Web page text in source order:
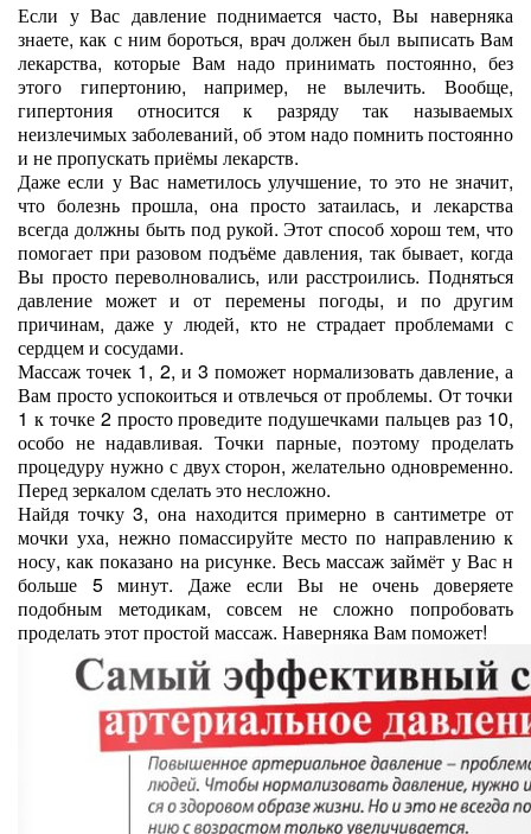
Если у Вас давление поднимается часто, Вы наверняка
знаете, как с ним бороться, врач должен был выписать Вам
лекарства, которые Вам надо принимать постоянно, без
этого гипертонию, например, не вылечить. Вообще,
гипертония относится к разряду так называемых
неизлечимых заболеваний, об этом надо помнить постоянно
и не пропускать приёмы лекарств.
Даже если у Вас наметилось улучшение, то это не значит,
что болезнь прошла, она просто затаилась, и лекарства
всегда должны быть под рукой. Этот способ хорош тем, что
помогает при разовом подъёме давления, так бывает, когда
Вы просто переволновались, или расстроились. Подняться
давление может и от перемены погоды, и по другим
причинам, даже у людей, кто не страдает проблемами с
сердцем и сосудами.
Массаж точек 1, 2, и 3 поможет нормализовать давление, а
Вам просто успокоиться и отвлечься от проблемы. От точки
1 к точке 2 просто проведите подушечками пальцев раз 10,
особо не надавливая. Точки парные, поэтому проделать
процедуру нужно с двух сторон, желательно одновременно.
Перед зеркалом сделать это несложно.
Найдя точку 3, она находится примерно в сантиметре от
мочки уха, нежно помассируйте место по направлению к
носу, как показано на рисунке. Весь массаж займёт у Вас н
больше 5 минут. Даже если Вы не очень доверяете
подобным методикам, совсем не сложно попробовать
проделать этот простой массаж. Наверняка Вам поможет!